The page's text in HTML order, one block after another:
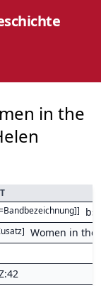
in the
]
] Women in the